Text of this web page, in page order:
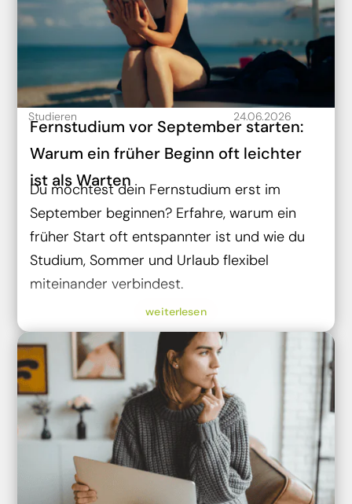
Studieren 24.06.2026
Fernstudium vor September starten:
Warum ein früher Beginn oft leichter
ist als Warten
Du möchtest dein Fernstudium erst im
September beginnen? Erfahre, warum ein
früher Start oft entspannter ist und wie du
Studium, Sommer und Urlaub flexibel
miteinander verbindest.
weiterlesen